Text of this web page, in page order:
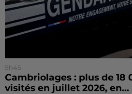
9h45
Cambriolages : plus de 18
visités en juillet 2026, en...